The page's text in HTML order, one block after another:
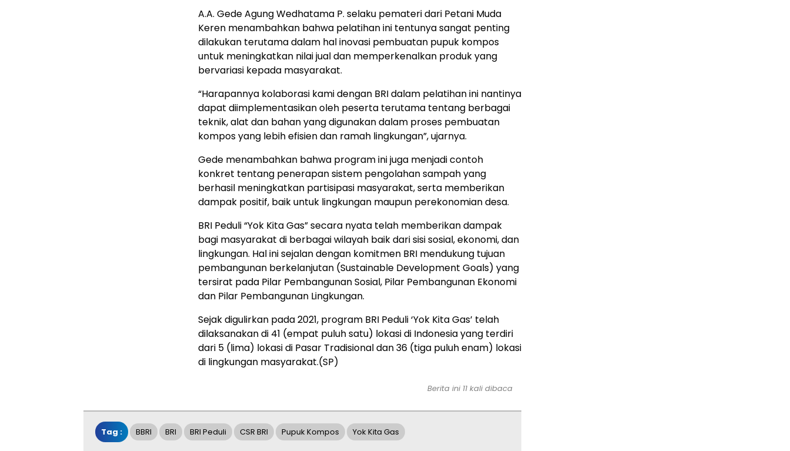
A.A. Gede Agung Wedhatama P. selaku pemateri dari Petani Muda
Keren menambahkan bahwa pelatihan ini tentunya sangat penting
dilakukan terutama dalam hal inovasi pembuatan pupuk kompos
untuk meningkatkan nilai jual dan memperkenalkan produk yang
bervariasi kepada masyarakat.
“Harapannya kolaborasi kami dengan BRI dalam pelatihan ini nantinya
dapat diimplementasikan oleh peserta terutama tentang berbagai
teknik, alat dan bahan yang digunakan dalam proses pembuatan
kompos yang lebih efisien dan ramah lingkungan”, ujarnya.
Gede menambahkan bahwa program ini juga menjadi contoh
konkret tentang penerapan sistem pengolahan sampah yang
berhasil meningkatkan partisipasi masyarakat, serta memberikan
dampak positif, baik untuk lingkungan maupun perekonomian desa.
BRI Peduli “Yok Kita Gas” secara nyata telah memberikan dampak
bagi masyarakat di berbagai wilayah baik dari sisi sosial, ekonomi, dan
lingkungan. Hal ini sejalan dengan komitmen BRI mendukung tujuan
pembangunan berkelanjutan (Sustainable Development Goals) yang
tersirat pada Pilar Pembangunan Sosial, Pilar Pembangunan Ekonomi
dan Pilar Pembangunan Lingkungan.
Sejak digulirkan pada 2021, program BRI Peduli ‘Yok Kita Gas’ telah
dilaksanakan di 41 (empat puluh satu) lokasi di Indonesia yang terdiri
dari 5 (lima) lokasi di Pasar Tradisional dan 36 (tiga puluh enam) lokasi
di lingkungan masyarakat.(SP)
Berita ini 11 kali dibaca
Tag : BBRI BRI BRI Peduli CSR BRI Pupuk Kompos Yok Kita Gas